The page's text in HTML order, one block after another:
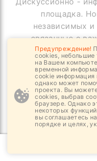
площадка.
независимых
связанные с
отраслью и её
в Российской
публикации
не
© Copyright
Все
Предупреждение!
cookies,
на Вашем
временной
cookie информация
однако может
проекта. Вы
cookies, выбрав
браузере. Однако
некоторых
вы соглашаетесь
порядке и целях,